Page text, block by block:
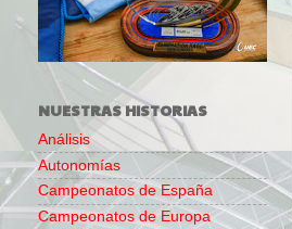
NUESTRAS HISTORIAS
Análisis
Autonomías
Campeonatos de España
Campeonatos de Europa